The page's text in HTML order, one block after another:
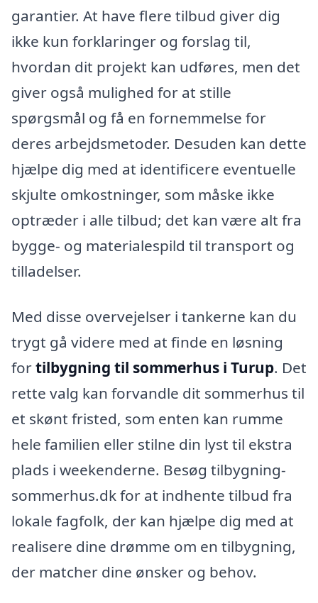
garantier. At have flere tilbud giver dig
ikke kun forklaringer og forslag til,
hvordan dit projekt kan udføres, men det
giver også mulighed for at stille
spørgsmål og få en fornemmelse for
deres arbejdsmetoder. Desuden kan dette
hjælpe dig med at identificere eventuelle
skjulte omkostninger, som måske ikke
optræder i alle tilbud; det kan være alt fra
bygge- og materialespild til transport og
tilladelser.
Med disse overvejelser i tankerne kan du
trygt gå videre med at finde en løsning
fortilbygning til sommerhus i Turup. Det
rette valg kan forvandle dit sommerhus til
et skønt fristed, som enten kan rumme
hele familien eller stilne din lyst til ekstra
plads i weekenderne. Besøg tilbygning-
sommerhus.dk for at indhente tilbud fra
lokale fagfolk, der kan hjælpe dig med at
realisere dine drømme om en tilbygning,
der matcher dine ønsker og behov.